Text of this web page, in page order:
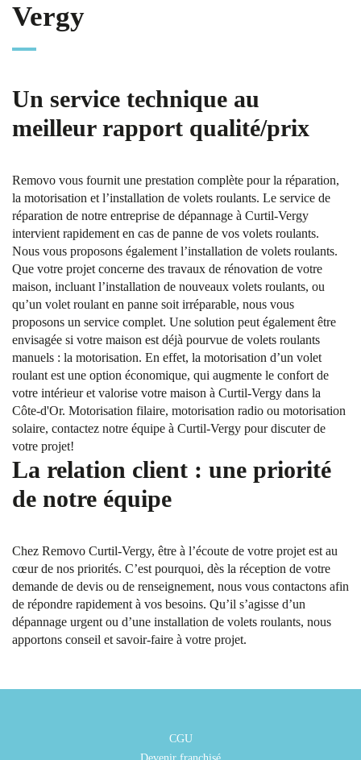
Vergy
Un service technique au
meilleur rapport qualité/prix
Removo vous fournit une prestation complète pour la réparation,
la motorisation et l’installation de volets roulants. Le service de
réparation de notre entreprise de dépannage à Curtil-Vergy
intervient rapidement en cas de panne de vos volets roulants.
Nous vous proposons également l’installation de volets roulants.
Que votre projet concerne des travaux de rénovation de votre
maison, incluant l’installation de nouveaux volets roulants, ou
qu’un volet roulant en panne soit irréparable, nous vous
proposons un service complet. Une solution peut également être
envisagée si votre maison est déjà pourvue de volets roulants
manuels : la motorisation. En effet, la motorisation d’un volet
roulant est une option économique, qui augmente le confort de
votre intérieur et valorise votre maison à Curtil-Vergy dans la
Côte-d'Or. Motorisation filaire, motorisation radio ou motorisation
solaire, contactez notre équipe à Curtil-Vergy pour discuter de
votre projet!
La relation client : une priorité
de notre équipe
Chez Removo Curtil-Vergy, être à l’écoute de votre projet est au
cœur de nos priorités. C’est pourquoi, dès la réception de votre
demande de devis ou de renseignement, nous vous contactons afin
de répondre rapidement à vos besoins. Qu’il s’agisse d’un
dépannage urgent ou d’une installation de volets roulants, nous
apportons conseil et savoir-faire à votre projet.
CGU